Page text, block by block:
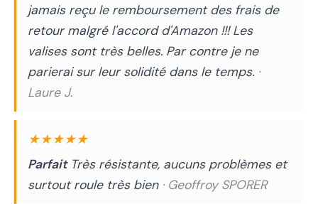
jamais reçu le remboursement des frais de
retour malgré l'accord d'Amazon !!! Les
valises sont très belles. Par contre je ne
parierai sur leur solidité dans le temps. ·
Laure J.
★★★★★
ParfaitTrès résistante, aucuns problèmes et
surtout roule très bien · Geoffroy SPORER